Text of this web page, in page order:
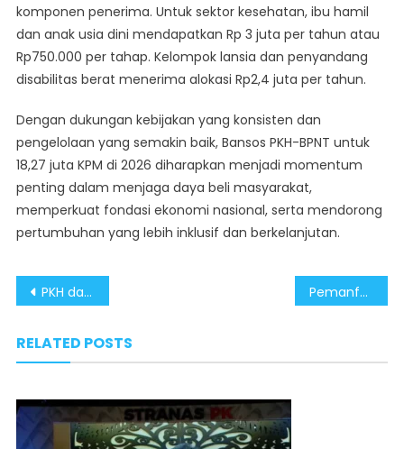
komponen penerima. Untuk sektor kesehatan, ibu hamil
dan anak usia dini mendapatkan Rp 3 juta per tahun atau
Rp750.000 per tahap. Kelompok lansia dan penyandang
disabilitas berat menerima alokasi Rp2,4 juta per tahun.
Dengan dukungan kebijakan yang konsisten dan
pengelolaan yang semakin baik, Bansos PKH-BPNT untuk
18,27 juta KPM di 2026 diharapkan menjadi momentum
penting dalam menjaga daya beli masyarakat,
memperkuat fondasi ekonomi nasional, serta mendorong
pertumbuhan yang lebih inklusif dan berkelanjutan.
Post
PKH dan BPNT Dirancang Lebih Tepat Sasaran, Data Terpadu Perkuat Distribusi Pemanfaatan Kayu Hanyutan Percepat Pembangunan Hunian Sementara di Aceh dan Sumut
RELATED POSTS